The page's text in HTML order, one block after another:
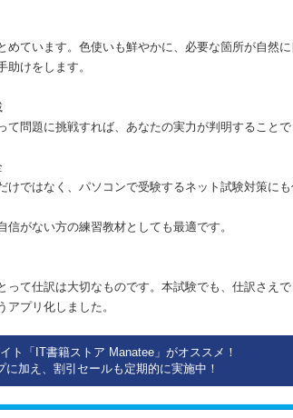
ています。色使いも鮮やかに、必要な箇所が自然
けをします。
問題に挑戦すれば、あなたの実力が判明することで
ではなく、パソコンで受験するネット試験対策に
がない方の練習教材としても最適です。
って仕訳は大切なものです。本試験でも、仕訳さえ
プリ化しました。
ト「IT書籍ストア Manatee」がオススメ！
に加え、割引セールも定期的に実施中！